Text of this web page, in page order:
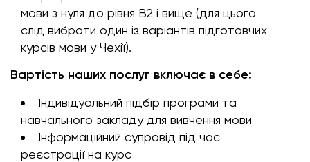
мови з нуля до рівня В2 і вище (для цього
слід вибрати один із варіантів підготовчих
курсів мови у Чехії).
Вартість наших послуг включає в себе:
Індивідуальний підбір програми та
навчального закладу для вивчення мови
Інформаційний супровід під час
реєстрації на курс